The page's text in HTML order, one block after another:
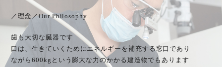
／理念／Our Philosophy
歯も大切な臓器です
口は、生きていくためにエネルギーを補充する窓口であり
ながら600kgという膨大な力のかかる建造物でもあります
／理念／Our Philosophy
歯も大切な臓器です
口は、生きていくためにエネルギーを補充する窓口であり
ながら600kgという膨大な力のかかる建造物でもあります